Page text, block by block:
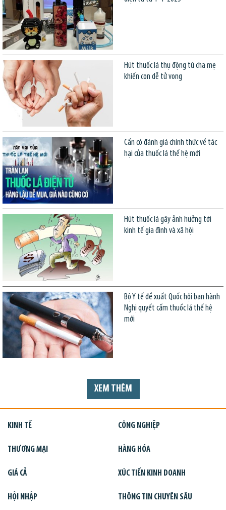
Hút thuốc lá thụ động từ cha mẹ
khiến con dễ tử vong
Cần có đánh giá chính thức về tác
hại của thuốc lá thế hệ mới
Hút thuốc lá gây ảnh hưởng tới
kinh tế gia đình và xã hội
Bộ Y tế đề xuất Quốc hội ban hành
Nghị quyết cấm thuốc lá thế hệ
mới
XEM THÊM
KINH TẾ CÔNG NGHIỆP
THƯƠNG MẠI HÀNG HÓA
GIÁ CẢ XÚC TIẾN KINH DOANH
HỘI NHẬP THÔNG TIN CHUYÊN SÂU